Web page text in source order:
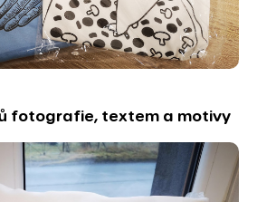
fotografie, textem a motivy